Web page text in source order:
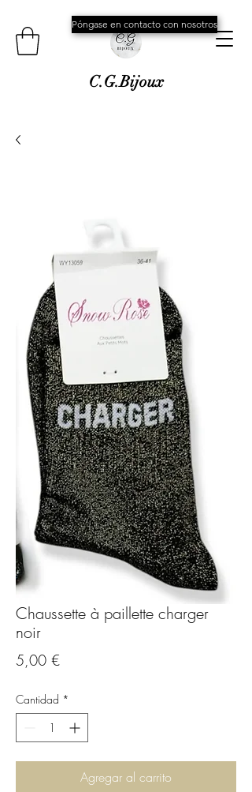
C.G.Bijoux
Póngase en contacto con nosotros
Chaussette à paillette charger
noir
5,00 €
Cantidad *
Agregar al carrito